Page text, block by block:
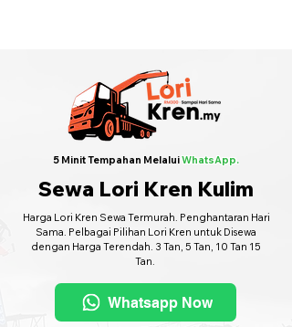
5 Minit Tempahan MelaluiWhatsApp.
Sewa Lori Kren Kulim
Harga Lori Kren Sewa Termurah. Penghantaran Hari
Sama. Pelbagai Pilihan Lori Kren untuk Disewa
dengan Harga Terendah. 3 Tan, 5 Tan, 10 Tan 15
Tan.
Whatsapp Now